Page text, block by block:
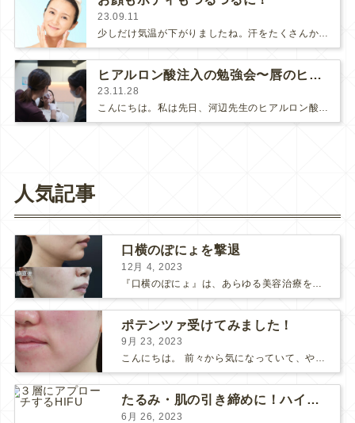
23.09.11
ヒアルロン酸注入の勉強会〜唇のヒアルロン酸〜
23.11.28
こんにちは。私は先日、河辺先生のヒアルロン酸注入の見学をさせて頂きました。今回は唇のヒアルロン酸注入です✨今回の唇に使用したヒ…
人気記事
口横のぽにょを撃退
12月 4, 2023
ポテンツァ受けてみました！
9月 23, 2023
こんにちは。 前々から気になっていて、やってみたい！ と思っていたポテンツァが当院に導入され私も体験してみました♪ 施術をする看護師として、ポテンツァとは何かをお伝えできればいいなと思い...
たるみ・肌の引き締めに！ハイフとポテンツァどっちがいい？
6月 26, 2023